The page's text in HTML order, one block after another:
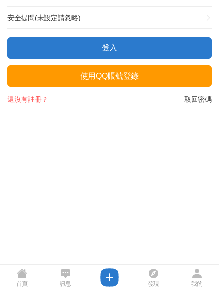
安全提問(未設定請忽略)
登入
使用QQ賬號登錄
取回密碼
還沒有註冊？
首頁 訊息 發現 我的